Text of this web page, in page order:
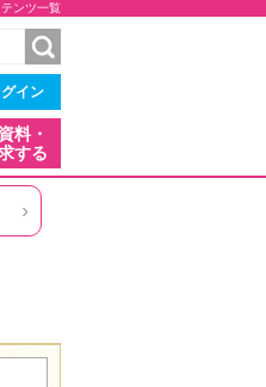
ンツ一覧
グイン
料・
する
›